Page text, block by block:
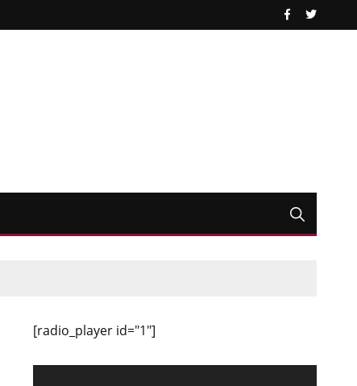
[radio_player id="1"]